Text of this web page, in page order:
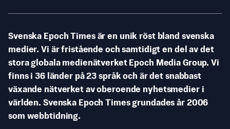
Svenska Epoch Times är en unik röst bland svenska
medier. Vi är fristående och samtidigt en del av det
stora globala medienätverket Epoch Media Group. Vi
finns i 36 länder på 23 språk och är det snabbast
växande nätverket av oberoende nyhetsmedier i
världen. Svenska Epoch Times grundades år 2006
som webbtidning.